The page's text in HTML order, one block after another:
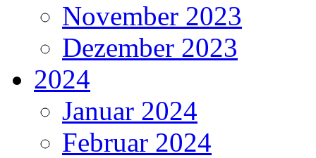
November 2023
Dezember 2023
2024
Januar 2024
Februar 2024